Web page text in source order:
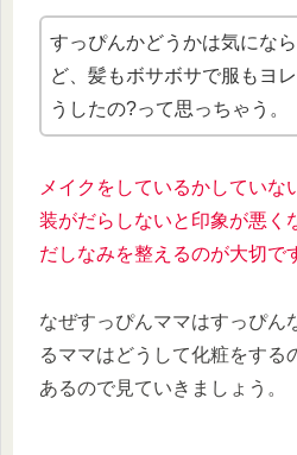
すっぴんかどうかは気にな
ど、髪もボサボサで服もヨ
うしたの?って思っちゃう。
メイクをしているかしていな
装がだらしないと印象が悪く
だしなみを整えるのが大切で
なぜすっぴんママはすっぴん
るママはどうして化粧をする
あるので見ていきましょう。